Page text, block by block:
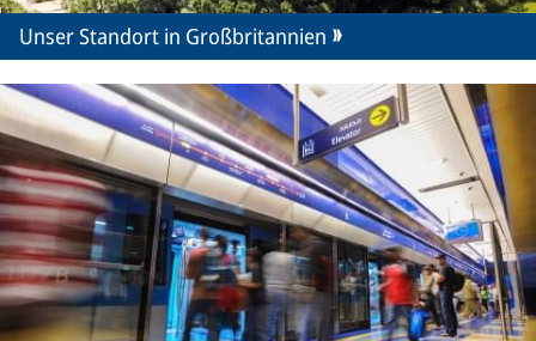
Unser Standort in Großbritannien